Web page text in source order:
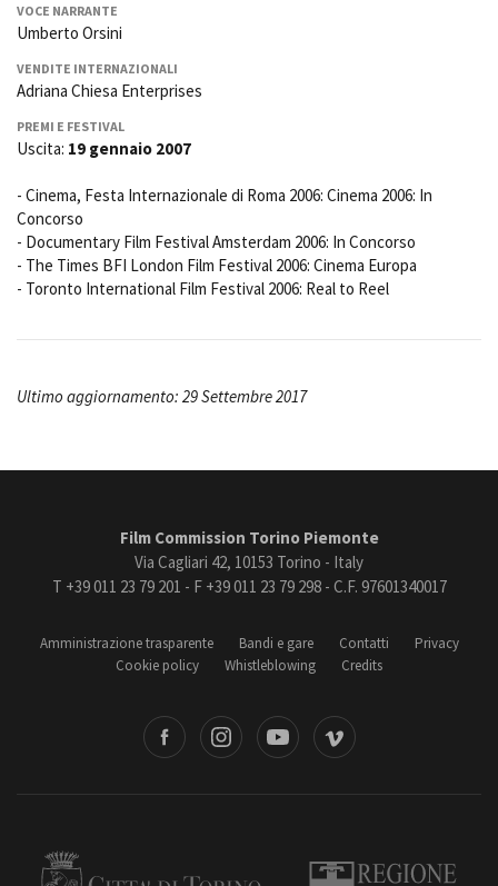
VOCE NARRANTE
Umberto Orsini
VENDITE INTERNAZIONALI
Adriana Chiesa Enterprises
PREMI E FESTIVAL
Uscita: 19 gennaio 2007
- Cinema, Festa Internazionale di Roma 2006: Cinema 2006: In
Concorso
- Documentary Film Festival Amsterdam 2006: In Concorso
- The Times BFI London Film Festival 2006: Cinema Europa
- Toronto International Film Festival 2006: Real to Reel
Ultimo aggiornamento: 29 Settembre 2017
Film Commission Torino Piemonte
Via Cagliari 42, 10153 Torino - Italy
T +39 011 23 79 201 - F +39 011 23 79 298 - C.F. 97601340017
Amministrazione trasparente Bandi e gare Contatti
Privacy
Cookie policy
Whistleblowing Credits
Vimeo
Regione Piemonte